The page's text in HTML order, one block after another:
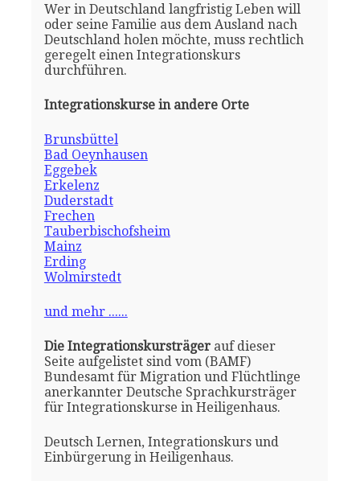
Wer in Deutschland langfristig Leben will
oder seine Familie aus dem Ausland nach
Deutschland holen möchte, muss rechtlich
geregelt einen Integrationskurs
durchführen.
Integrationskurse in andere Orte
Brunsbüttel
Bad Oeynhausen
Eggebek
Erkelenz
Duderstadt
Frechen
Tauberbischofsheim
Mainz
Erding
Wolmirstedt
und mehr ......
Die Integrationskursträgerauf dieser
Seite aufgelistet sind vom (BAMF)
Bundesamt für Migration und Flüchtlinge
anerkannter Deutsche Sprachkursträger
für Integrationskurse in Heiligenhaus.
Deutsch Lernen, Integrationskurs und
Einbürgerung in Heiligenhaus.